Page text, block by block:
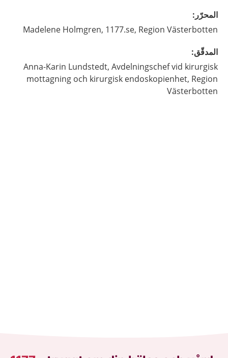
المحرّر :
Madelene Holmgren, 1177.se, Region Västerbotten
المدقّق:
Anna-Karin Lundstedt, Avdelningschef vid kirurgisk
mottagning och kirurgisk endoskopienhet, Region
Västerbotten